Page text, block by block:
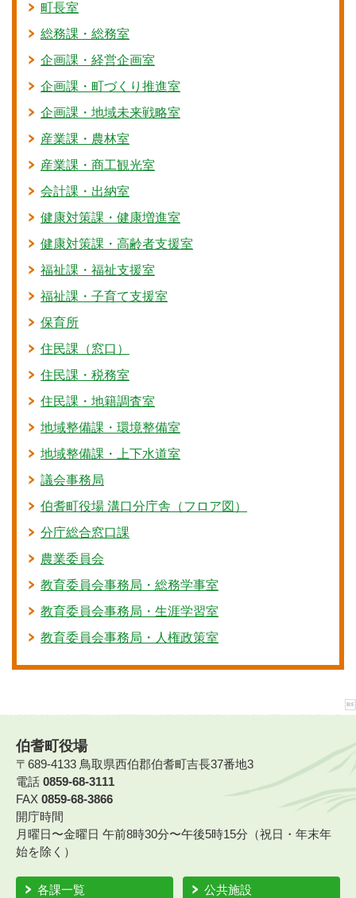
町長室
総務課・総務室
企画課・経営企画室
企画課・町づくり推進室
企画課・地域未来戦略室
産業課・農林室
産業課・商工観光室
会計課・出納室
健康対策課・健康増進室
健康対策課・高齢者支援室
福祉課・福祉支援室
福祉課・子育て支援室
保育所
住民課（窓口）
住民課・税務室
住民課・地籍調査室
地域整備課・環境整備室
地域整備課・上下水道室
議会事務局
伯耆町役場 溝口分庁舎（フロア図）
分庁総合窓口課
農業委員会
教育委員会事務局・総務学事室
教育委員会事務局・生涯学習室
教育委員会事務局・人権政策室
伯耆町役場
〒689-4133 鳥取県西伯郡伯耆町吉長37番地3
電話 0859-68-3111
FAX 0859-68-3866
開庁時間
月曜日〜金曜日 午前8時30分〜午後5時15分（祝日・年末年
始を除く）
各課一覧 公共施設